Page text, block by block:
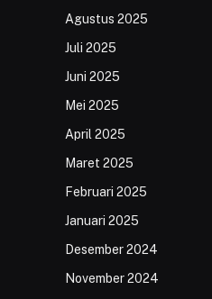
Agustus 2025
Juli 2025
Juni 2025
Mei 2025
April 2025
Maret 2025
Februari 2025
Januari 2025
Desember 2024
November 2024